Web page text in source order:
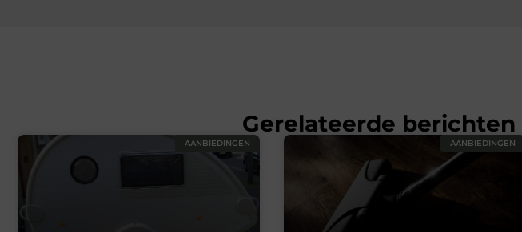
Gerelateerde berichten
AANBIEDINGEN AANBIEDINGEN